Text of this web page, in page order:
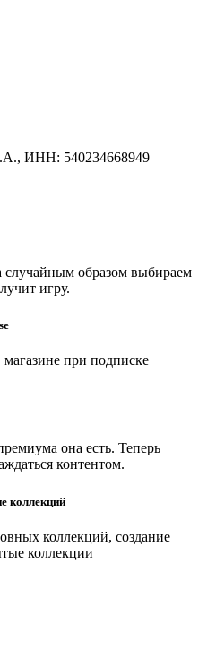
ИНН: 540234668949
случайным образом выбираем
игру.
при подписке
она есть. Теперь
контентом.
коллекций
коллекций, создание
коллекции